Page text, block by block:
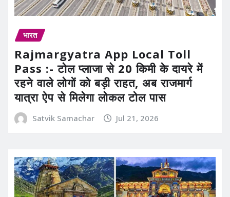
भारत
Rajmargyatra App Local Toll
Pass :- टोल प्लाजा से 20 किमी के दायरे में
रहने वाले लोगों को बड़ी राहत, अब राजमार्ग
यात्रा ऐप से मिलेगा लोकल टोल पास
Satvik Samachar Jul 21, 2026